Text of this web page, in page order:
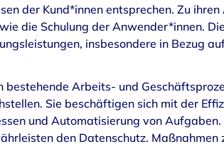
der Kund*innen entsprechen. Zu
die Schulung der Anwender*innen.
insbesondere in Bezug
bestehende Arbeits- und
Sie beschäftigen sich mit der
und Automatisierung von
den Datenschutz. Maßnahmen